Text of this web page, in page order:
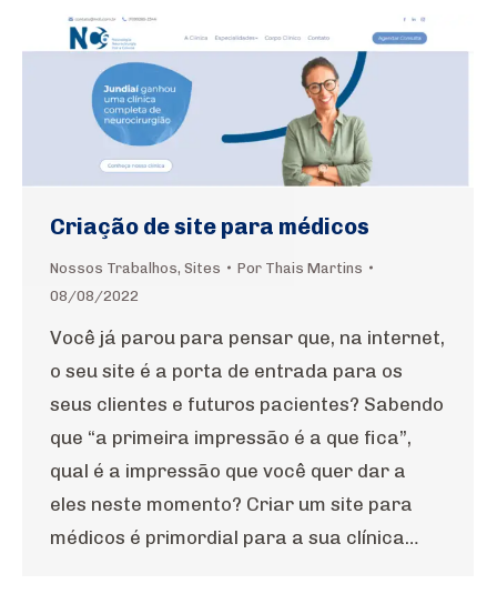
Criação de site para médicos
Nossos Trabalhos, Sites Por Thais Martins
08/08/2022
Você já parou para pensar que, na internet,
o seu site é a porta de entrada para os
seus clientes e futuros pacientes? Sabendo
que “a primeira impressão é a que fica”,
qual é a impressão que você quer dar a
eles neste momento? Criar um site para
médicos é primordial para a sua clínica…